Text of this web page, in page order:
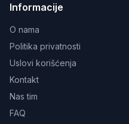
Informacije
O nama
Politika privatnosti
Uslovi korišćenja
Kontakt
Nas tim
FAQ